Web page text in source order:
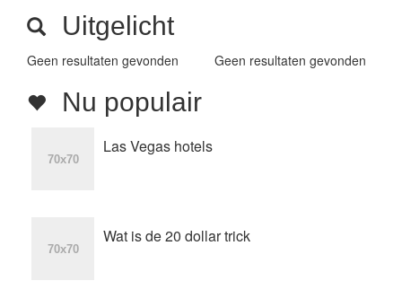
Uitgelicht
Geen resultaten gevonden Geen resultaten gevonden
Nu populair
Las Vegas hotels
Wat is de 20 dollar trick